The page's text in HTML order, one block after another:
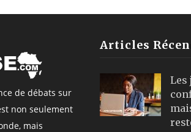
de débats sur
non seulement
mais
Articles
Les